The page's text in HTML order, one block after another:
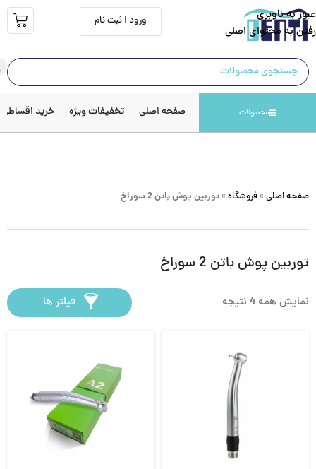
عبور به ناوبری
رفتن به محتوای اصلی
ورود | ثبت نام
محصولات صفحه اصلی تخفیفات ویژه خرید اقساطی
صفحه اصلی » فروشگاه » توربین پوش باتن 2 سوراخ
توربین پوش باتن 2 سوراخ
نمایش همه 4 نتیجه فیلتر ها